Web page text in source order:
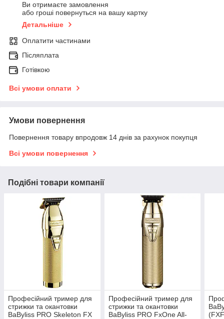
Ви отримаєте замовлення
або гроші повернуться на вашу картку
Детальніше
Оплатити частинами
Післяплата
Готівкою
Всі умови оплати
Умови повернення
Повернення товару впродовж 14 днів за рахунок покупця
Всі умови повернення
Подібні товари компанії
Професійний тример для
стрижки та окантовки
BaByliss PRO Skeleton FX
Професійний тример для
стрижки та окантовки
BaByliss PRO FxOne All-